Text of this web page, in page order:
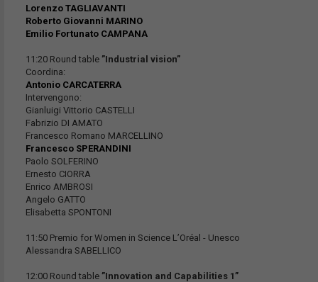
Lorenzo TAGLIAVANTI
Roberto Giovanni MARINO
Emilio Fortunato CAMPANA
11:20 Round table ”Industrial vision”
Coordina:
Antonio CARCATERRA
Intervengono:
Gianluigi Vittorio CASTELLI
Fabrizio DI AMATO
Francesco Romano MARCELLINO
Francesco SPERANDINI
Paolo SOLFERINO
Ernesto CIORRA
Enrico AMBROSI
Angelo GATTO
Elisabetta SPONTONI
11:50 Premio for Women in Science L’Oréal - Unesco
Alessandra SABELLICO
12:00 Round table ”Innovation and Capabilities 1”